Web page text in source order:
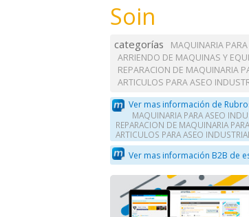
Soin
categorías
MAQUINARIA
ARRIENDO DE MAQUINAS Y
REPARACION DE MAQUINARIA
ARTICULOS PARA ASEO
Ver mas información de
MAQUINARIA PARA ASEO
REPARACION DE MAQUINARIA
ARTICULOS PARA ASEO INDUSTRIAL
Ver mas información B2B de